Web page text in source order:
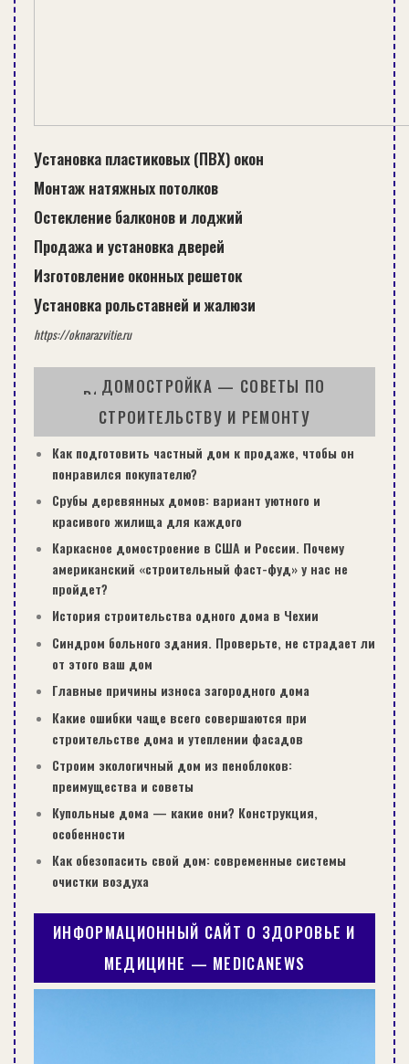
Установка пластиковых (ПВХ) окон
Монтаж натяжных потолков
Остекление балконов и лоджий
Продажа и установка дверей
Изготовление оконных решеток
Установка рольставней и жалюзи
https://oknarazvitie.ru
ДОМОСТРОЙКА — СОВЕТЫ ПО
СТРОИТЕЛЬСТВУ И РЕМОНТУ
Как подготовить частный дом к продаже, чтобы он
понравился покупателю?
Срубы деревянных домов: вариант уютного и
красивого жилища для каждого
Каркасное домостроение в США и России. Почему
американский «строительный фаст-фуд» у нас не
пройдет?
История строительства одного дома в Чехии
Синдром больного здания. Проверьте, не страдает ли
от этого ваш дом
Главные причины износа загородного дома
Какие ошибки чаще всего совершаются при
строительстве дома и утеплении фасадов
Строим экологичный дом из пеноблоков:
преимущества и советы
Купольные дома — какие они? Конструкция,
особенности
Как обезопасить свой дом: современные системы
очистки воздуха
ИНФОРМАЦИОННЫЙ САЙТ О ЗДОРОВЬЕ И
МЕДИЦИНЕ — MEDICANEWS